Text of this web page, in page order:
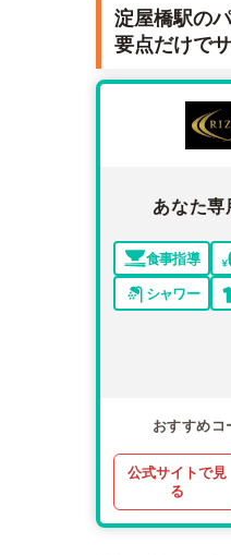
淀屋橋駅の
要点だけで
あなた
食事指導
シャワー
おすすめコ
公式サイトで見
る